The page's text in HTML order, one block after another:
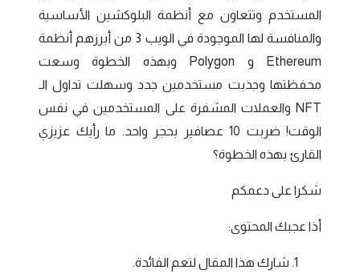
المستخدم وتتعاون مع أنظمة البلوكشين الأساسية
والمنافسة لها الموجودة في الويب 3 من أبرزهم أنظمة
Ethereum و Polygon وبهذه الخطوة وسعت
محفظتها وجذبت مستخدمين جدد وسهلت تداول الـ
NFT والعملات المشفرة على المستخدمين في نفس
الوقت! ضربت 10 عصافير بحجر واحد. ما رأيك عزيزي
القارئ بهذه الخطوة؟
شكرا على دعمكم
أذا عجبك المحتوى:
شارك هذا المقال لتعم الفائدة.